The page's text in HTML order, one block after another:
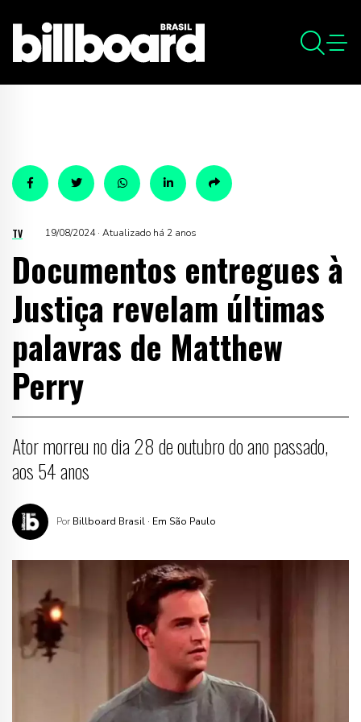
TV 19/08/2024 · Atualizado há 2 anos
Documentos entregues à
Justiça revelam últimas
palavras de Matthew
Perry
Ator morreu no dia 28 de outubro do ano passado,
aos 54 anos
Por Billboard Brasil · Em São Paulo